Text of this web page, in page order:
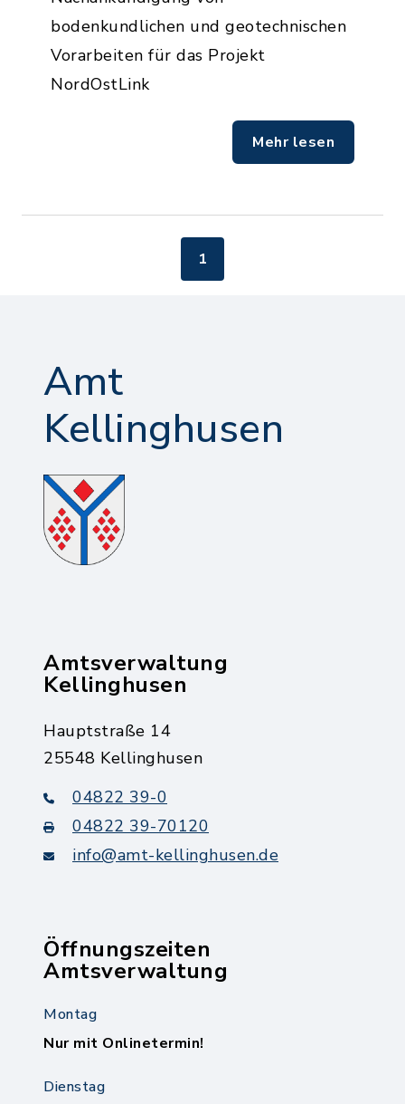
bodenkundlichen und geotechnischen
Vorarbeiten für das Projekt
NordOstLink
Mehr lesen
1
Amt
Kellinghusen
Amtsverwaltung
Kellinghusen
Hauptstraße 14
25548 Kellinghusen
04822 39-0
04822 39-70120
info@amt-kellinghusen.de
Öffnungszeiten
Amtsverwaltung
Montag
Nur mit Onlinetermin!
Dienstag